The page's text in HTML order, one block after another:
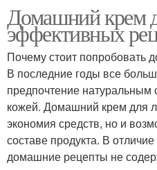
Домашний крем
эффективных
Почему стоит попробовать
В последние годы все
предпочтение натуральным
кожей. Домашний крем для
экономия средств, но и
составе продукта. В
домашние рецепты не